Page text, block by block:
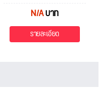
N/Aบาท
รายละเอียด